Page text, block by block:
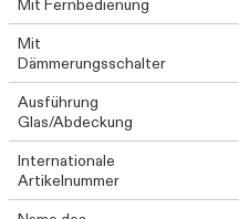
Mit Fernbedienung
Mit
Dämmerungsschalter
Ausführung
Glas/Abdeckung
Internationale
Artikelnummer